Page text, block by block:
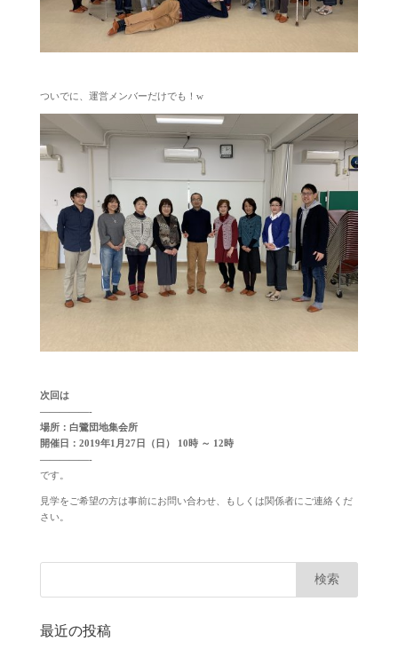
ついでに、運営メンバーだけでも！w
次回は
—————-
場所：白鷺団地集会所
開催日：2019年1月27日（日） 10時 ～ 12時
—————-
です。
見学をご希望の方は事前にお問い合わせ、もしくは関係者にご連絡くだ
さい。
最近の投稿